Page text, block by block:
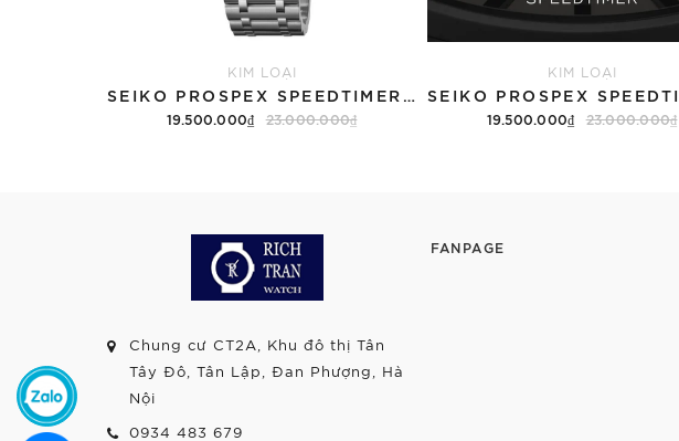
KIM LOẠI
SEIKO PROSPEX SPEEDTIMER 6R "COMPACT COUNTDOWN" SBDC217 (SPB515)
19.500.000₫ 23.000.000₫
KIM LOẠI
19.500.000₫ 23.000.000₫
Chung cư CT2A, Khu đô thị Tân
Tây Đô, Tân Lập, Đan Phượng, Hà
Nội
0934 483 679
FANPAGE